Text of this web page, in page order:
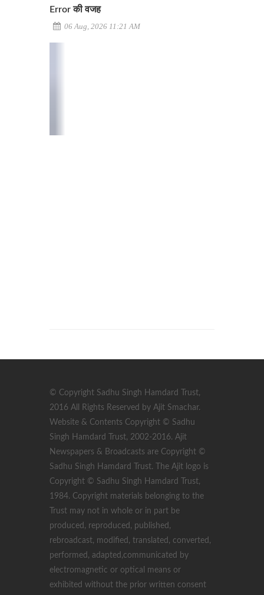
Error की वजह
06 Aug, 2026 11:21 AM
© Copyright Sadhu Singh Hamdard Trust,
2016 All Rights Reserved by Ajit Smachar.
Website & Contents Copyright © Sadhu
Singh Hamdard Trust, 2002-2016. Ajit
Newspapers & Broadcasts are Copyright ©
Sadhu Singh Hamdard Trust. The Ajit logo is
Copyright © Sadhu Singh Hamdard Trust,
1984. Copyright materials belonging to the
Trust may not in whole or in part be
produced, reproduced, published,
rebroadcast, modified, translated, converted,
performed, adapted,communicated by
electromagnetic or optical means or
exhibited without the prior written consent